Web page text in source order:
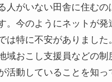
人がいない田舎に住むの
。 今のようにネットが発
は特に不安がありま した
域おこし支援員などの制
活動 していることを知っ